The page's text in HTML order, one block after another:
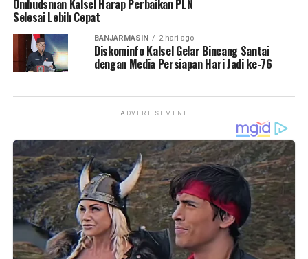
Views: 14
Bagikan ke
Twitter/X
Views: 31
Bagikan ke
Twitter/X
Ombudsman Kalsel Harap Perbaikan PLN
Selesai Lebih Cepat
BANJARMASIN 2 hari ago
Diskominfo Kalsel Gelar Bincang Santai
dengan Media Persiapan Hari Jadi ke-76
ADVERTISEMENT